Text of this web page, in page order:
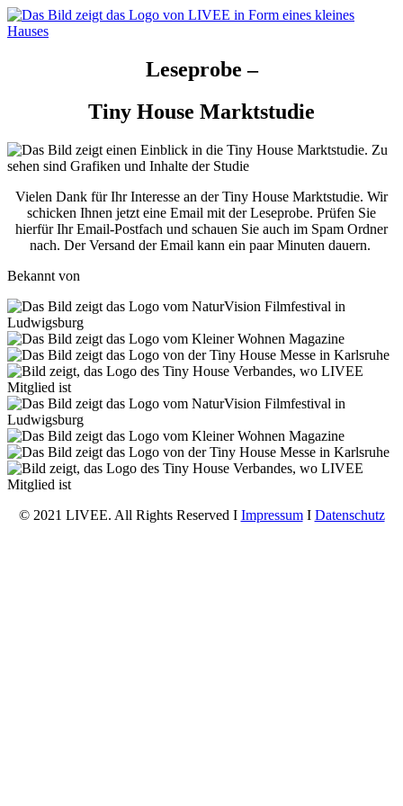
Leseprobe –
Tiny House Marktstudie
Vielen Dank für Ihr Interesse an der Tiny House Marktstudie. Wir
schicken Ihnen jetzt eine Email mit der Leseprobe. Prüfen Sie
hierfür Ihr Email-Postfach und schauen Sie auch im Spam Ordner
nach. Der Versand der Email kann ein paar Minuten dauern.
Bekannt von
© 2021 LIVEE. All Rights Reserved I ImpressumI Datenschutz